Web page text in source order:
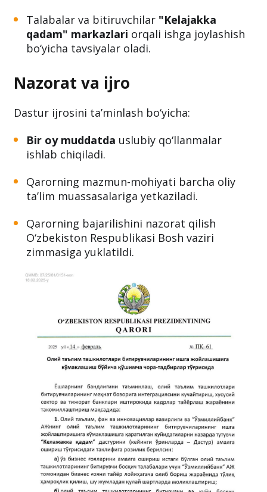
Talabalar va bitiruvchilar "Kelajakka
qadam" markazlari orqali ishga joylashish
bo‘yicha tavsiyalar oladi.
Nazorat va ijro
Dastur ijrosini ta’minlash bo‘yicha:
Bir oy muddatda uslubiy qo‘llanmalar
ishlab chiqiladi.
Qarorning mazmun-mohiyati barcha oliy
ta’lim muassasalariga yetkaziladi.
Qarorning bajarilishini nazorat qilish
O‘zbekiston Respublikasi Bosh vaziri
zimmasiga yuklatildi.